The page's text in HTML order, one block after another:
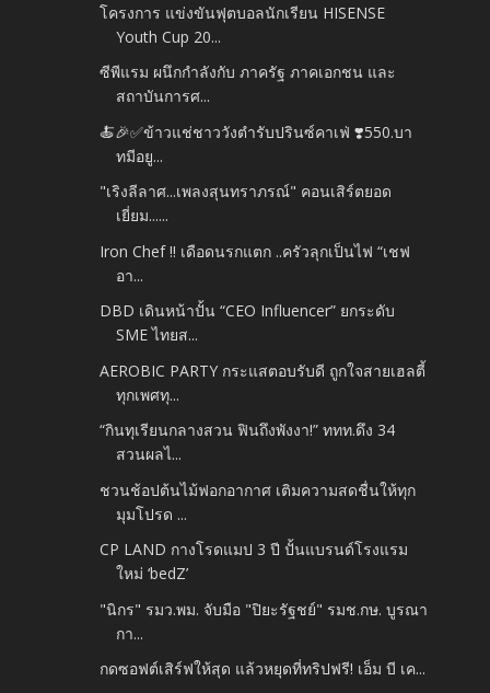
โครงการ แข่งขันฟุตบอลนักเรียน HISENSE
Youth Cup 20...
ซีพีแรม ผนึกกำลังกับ ภาครัฐ ภาคเอกชน และ
สถาบันการศ...
🍝🎉✅️ข้าวแช่ชาววังตำรับปรินซ์คาเฟ่ ❣️550.บา
ทมีอยู...
"เริงลีลาศ...เพลงสุนทราภรณ์" คอนเสิร์ตยอด
เยี่ยม......
Iron Chef !! เดือดนรกแตก ..ครัวลุกเป็นไฟ “เชฟ
อา...
DBD เดินหน้าปั้น “CEO Influencer” ยกระดับ
SME ไทยส...
AEROBIC PARTY กระแสตอบรับดี ถูกใจสายเฮลตี้
ทุกเพศทุ...
“กินทุเรียนกลางสวน ฟินถึงพังงา!” ททท.ดึง 34
สวนผลไ...
ชวนช้อปต้นไม้ฟอกอากาศ เติมความสดชื่นให้ทุก
มุมโปรด ...
CP LAND กางโรดแมป 3 ปี ปั้นแบรนด์โรงแรม
ใหม่ ‘bedZ’
"นิกร" รมว.พม. จับมือ "ปิยะรัฐชย์" รมช.กษ. บูรณา
กา...
กดซอฟต์เสิร์ฟให้สุด แล้วหยุดที่ทริปฟรี! เอ็ม บี เค...